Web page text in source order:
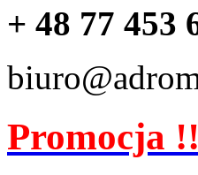
+ 48 77 453
Promocja